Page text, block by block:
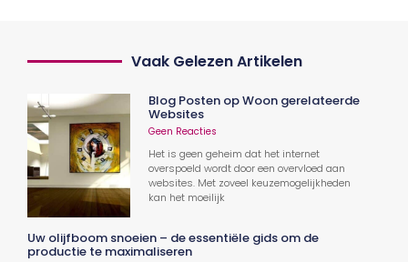
Vaak Gelezen Artikelen
Blog Posten op Woon gerelateerde
Websites
Geen Reacties
Het is geen geheim dat het internet
overspoeld wordt door een overvloed aan
websites. Met zoveel keuzemogelijkheden
kan het moeilijk
Uw olijfboom snoeien – de essentiële gids om de
productie te maximaliseren